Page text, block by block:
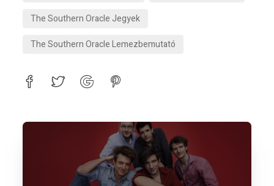
The Southern Oracle Jegyek
The Southern Oracle Lemezbemutató